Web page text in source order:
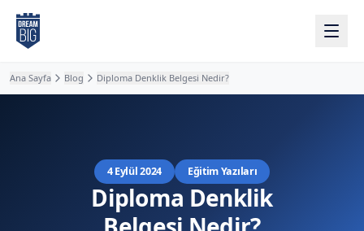
Ana içeriğe atla
Ana Sayfa Blog Diploma Denklik Belgesi Nedir?
4 Eylül 2024 Eğitim Yazıları
Diploma Denklik